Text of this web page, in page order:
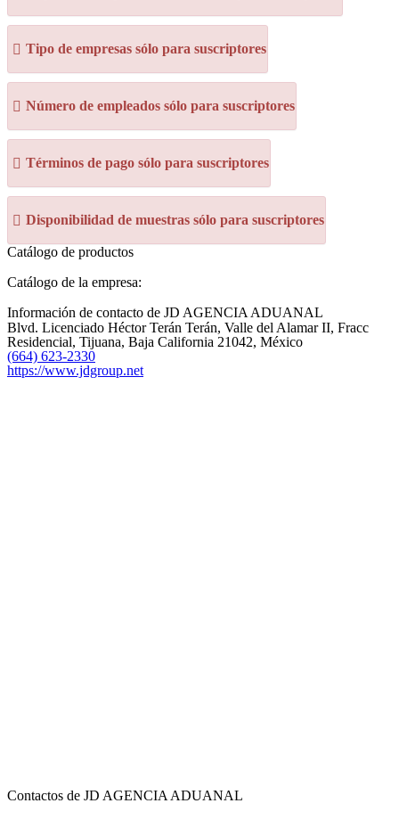
Tipo de empresas sólo para suscriptores
Número de empleados sólo para suscriptores
Términos de pago sólo para suscriptores
Disponibilidad de muestras sólo para suscriptores
Catálogo de productos
Catálogo de la empresa:
Información de contacto de JD AGENCIA ADUANAL
Blvd. Licenciado Héctor Terán Terán, Valle del Alamar II, Fracc
Residencial, Tijuana, Baja California 21042, México
(664) 623-2330
https://www.jdgroup.net
Contactos de JD AGENCIA ADUANAL